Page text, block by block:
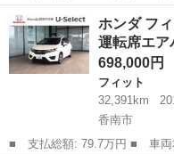
ー名： ホンダ ■ 車種名：
ンダセンシング 純正ディス
バックカ...
高知 高知市 フィット
ホンダ フ
運転席エ
698,000円
フィット
32,391km
香南市
■ 支払総額: 79.7万円 ■ 車両本体価格： 698,000 円 ■ メーカー